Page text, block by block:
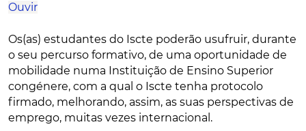
Ouvir
Os(as) estudantes do Iscte poderão usufruir, durante
o seu percurso formativo, de uma oportunidade de
mobilidade numa Instituição de Ensino Superior
congénere, com a qual o Iscte tenha protocolo
firmado, melhorando, assim, as suas perspectivas de
emprego, muitas vezes internacional.